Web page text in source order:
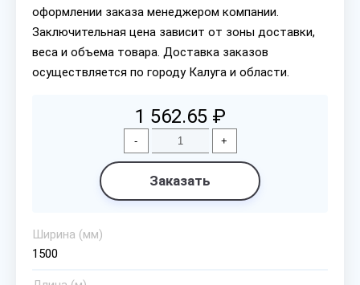
оформлении заказа менеджером компании.
Заключительная цена зависит от зоны доставки,
веса и объема товара. Доставка заказов
осуществляется по городу Калуга и области.
1 562.65 ₽
- +
Заказать
Ширина (мм)
1500